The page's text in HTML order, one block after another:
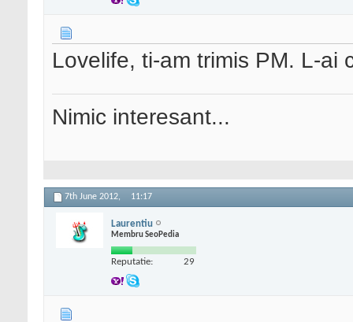
Lovelife, ti-am trimis PM. L-ai
Nimic interesant...
7th June 2012, 11:17
Laurentiu
Membru SeoPedia
Reputatie: 29